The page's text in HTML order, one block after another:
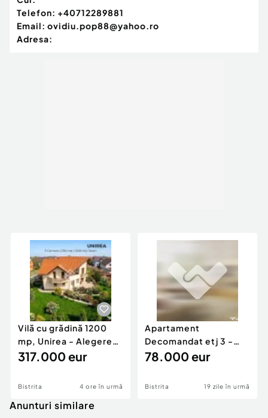
Telefon: +40712289881
Email: ovidiu.pop88@yahoo.ro
Adresa:
Vilă cu grădină 1200
mp, Unirea - Alegerea
Perfectă p...
317.000 eur
Bistrita 4 ore în urmă
Apartament
Decomandat etj 3 -
Zona Independetei
78.000 eur
Bistrita 19 zile în urmă
Anunturi similare